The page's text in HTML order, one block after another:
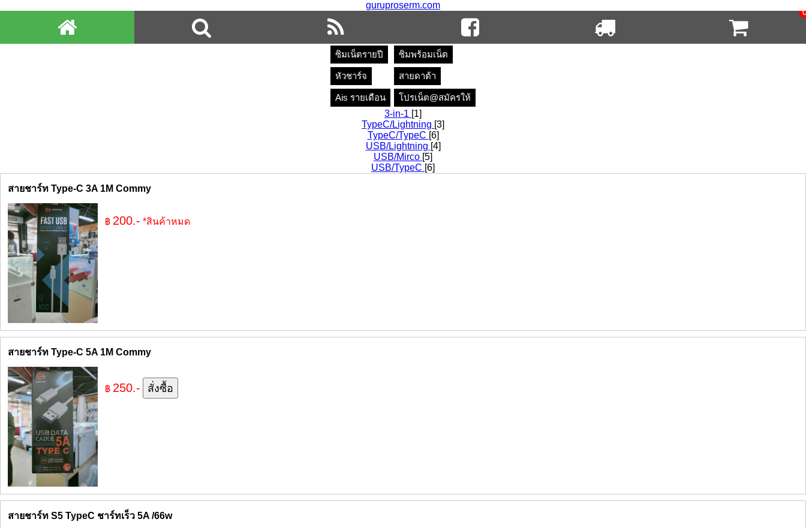
guruproserm.com
ซิมเน็ตรายปี ซิมพร้อมเน็ต
หัวชาร์จ สายดาต้า
Ais รายเดือน
โปรเน็ต@สมัครให้
3-in-1 [1]
TypeC/Lightning [3]
TypeC/TypeC [6]
USB/Lightning [4]
USB/Mirco [5]
USB/TypeC [6]
สายชาร์ท Type-C 3A 1M Commy
฿ 200.- *สินค้าหมด
สายชาร์ท Type-C 5A 1M Commy
฿ 250.-
สายชาร์ท S5 TypeC ชาร์ทเร็ว 5A /66w